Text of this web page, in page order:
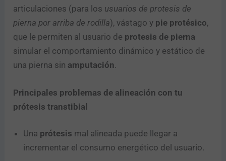
articulaciones (para los usuarios de protesis de
pierna por arriba de rodilla), vástago y pie protésico,
que le permiten al usuario de protesis de pierna
simular el comportamiento dinámico y estático de
una pierna sin amputación.
Principales problemas de alineación con tu
prótesis transtibial
Una prótesis mal alineada puede llegar a
incrementar el consumo energético del usuario.